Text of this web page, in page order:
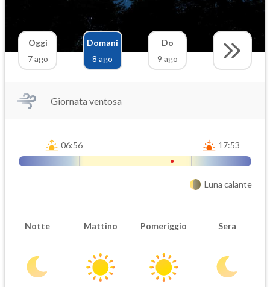
Oggi
7 ago
Domani
8 ago
Do
9 ago
Giornata ventosa
06:56 17:53
Luna calante
Notte Mattino Pomeriggio Sera